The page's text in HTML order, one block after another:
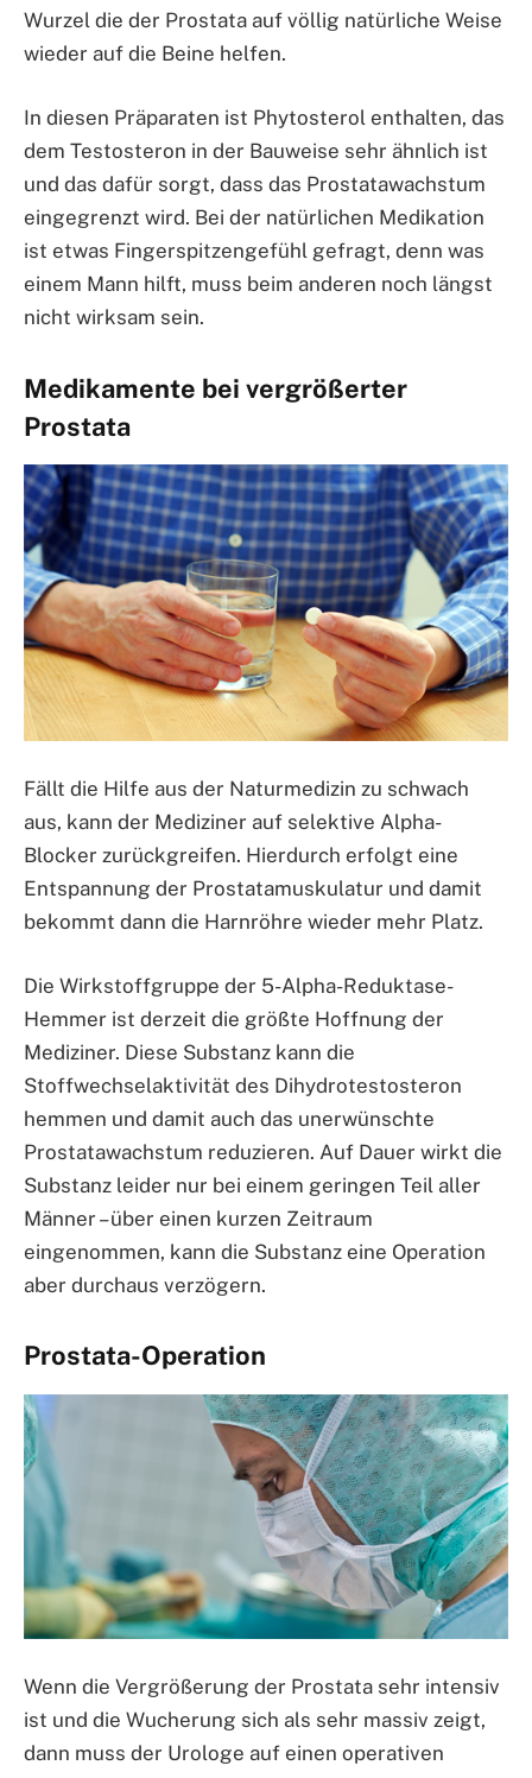
Wurzel die der Prostata auf völlig natürliche Weise
wieder auf die Beine helfen.
In diesen Präparaten ist Phytosterol enthalten, das
dem Testosteron in der Bauweise sehr ähnlich ist
und das dafür sorgt, dass das Prostatawachstum
eingegrenzt wird. Bei der natürlichen Medikation
ist etwas Fingerspitzengefühl gefragt, denn was
einem Mann hilft, muss beim anderen noch längst
nicht wirksam sein.
Medikamente bei vergrößerter
Prostata
Fällt die Hilfe aus der Naturmedizin zu schwach
aus, kann der Mediziner auf selektive Alpha-
Blocker zurückgreifen. Hierdurch erfolgt eine
Entspannung der Prostatamuskulatur und damit
bekommt dann die Harnröhre wieder mehr Platz.
Die Wirkstoffgruppe der 5-Alpha-Reduktase-
Hemmer ist derzeit die größte Hoffnung der
Mediziner. Diese Substanz kann die
Stoffwechselaktivität des Dihydrotestosteron
hemmen und damit auch das unerwünschte
Prostatawachstum reduzieren. Auf Dauer wirkt die
Substanz leider nur bei einem geringen Teil aller
Männer – über einen kurzen Zeitraum
eingenommen, kann die Substanz eine Operation
aber durchaus verzögern.
Prostata-Operation
Wenn die Vergrößerung der Prostata sehr intensiv
ist und die Wucherung sich als sehr massiv zeigt,
dann muss der Urologe auf einen operativen